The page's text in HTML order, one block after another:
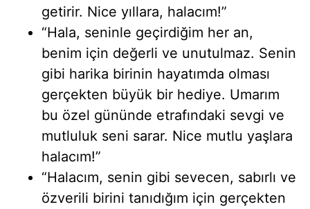
getirir. Nice yıllara, halacım!”
“Hala, seninle geçirdiğim her an,
benim için değerli ve unutulmaz. Senin
gibi harika birinin hayatımda olması
gerçekten büyük bir hediye. Umarım
bu özel gününde etrafındaki sevgi ve
mutluluk seni sarar. Nice mutlu yaşlara
halacım!”
“Halacım, senin gibi sevecen, sabırlı ve
özverili birini tanıdığım için gerçekten